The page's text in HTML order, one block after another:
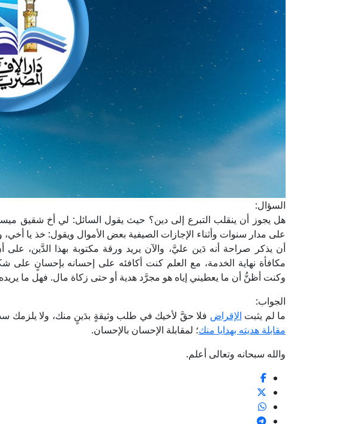
السؤال:
هل يجوز أن ينقلب التبرع إلى دين؟ حيث يقول السائل: لي أخ شقيق
على مدار سنوات وأثناء الإجازات الصيفية بعض الأموال ويقول: خذ يا
أن يذكر صراحة أنه دَين عليَّ، والآن يريد ورقة مكتوبة بهذا الدَّين،
مكافأة نهاية الخدمة، مع العلم كنت أكافئه على إحسانه بإحسانٍ على
وكنت أظنُّ أن ما يعطيني إياه هو مجرَّد هدية أو حتى زكاة مال. فهل ما
الجواب:
ما لم يثبت الإقراض فلا حقَّ لأخيك في طلب وثيقةٍ بدَينٍ منك، ولا يلزمك
مقابلة هديته بهدايا منك؛ لمقابلة الإحسان بالإحسان.
والله سبحانه وتعالى أعلم.